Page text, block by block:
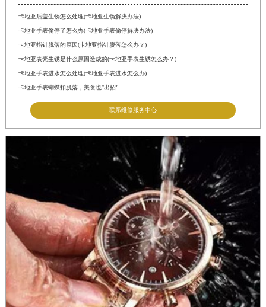
卡地亚后盖生锈怎么处理(卡地亚生锈解决办法)
卡地亚手表偷停了怎么办(卡地亚手表偷停解决办法)
卡地亚指针脱落的原因(卡地亚指针脱落怎么办？)
卡地亚表壳生锈是什么原因造成的(卡地亚手表生锈怎么办？)
卡地亚手表进水怎么处理(卡地亚手表进水怎么办)
卡地亚手表蝴蝶扣脱落，美食也“出招”
联系维修服务中心